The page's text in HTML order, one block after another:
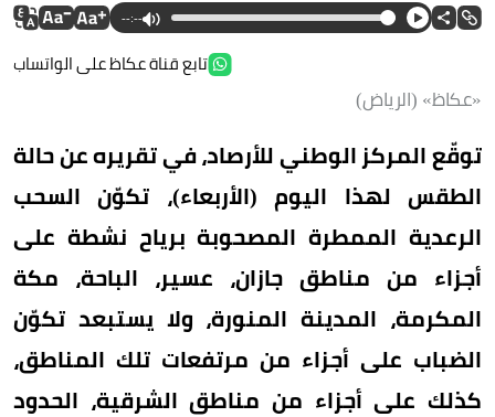
--:--
تابع قناة عكاظ على الواتساب
«عكاظ» (الرياض)
توقّع المركز الوطني للأرصاد، في تقريره عن حالة
الطقس لهذا اليوم (الأربعاء)، تكوّن السحب
الرعدية الممطرة المصحوبة برياح نشطة على
أجزاء من مناطق جازان، عسير، الباحة، مكة
المكرمة، المدينة المنورة، ولا يستبعد تكوّن
الضباب على أجزاء من مرتفعات تلك المناطق،
كذلك على أجزاء من مناطق الشرقية، الحدود